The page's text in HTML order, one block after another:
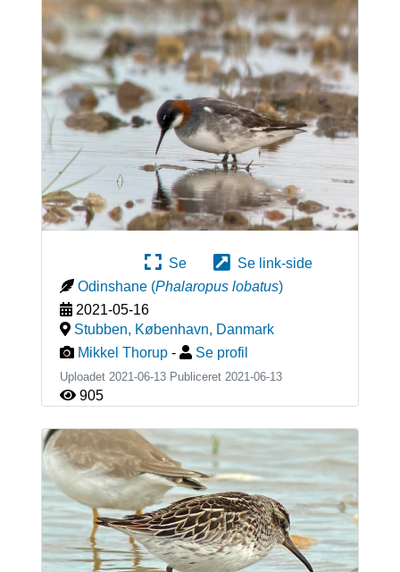
Se
Se link-side
Odinshane (Phalaropus lobatus)
2021-05-16
Stubben, København, Danmark
Mikkel Thorup - Se profil
Uploadet 2021-06-13 Publiceret 2021-06-13
905